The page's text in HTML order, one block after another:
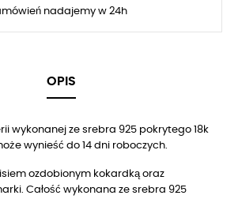
nadajemy w 24h
OPIS
wykonanej ze srebra 925 pokrytego 18k
wynieść do 14 dni roboczych.
ozdobionym kokardką oraz
Całość wykonana ze srebra 925